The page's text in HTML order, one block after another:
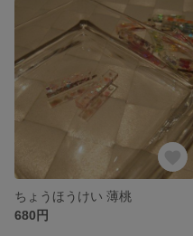
ちょうほうけい 薄桃
680円